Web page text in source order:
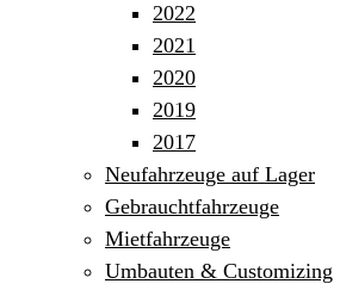
2022
2021
2020
2019
2017
Neufahrzeuge auf Lager
Gebrauchtfahrzeuge
Mietfahrzeuge
Umbauten & Customizing